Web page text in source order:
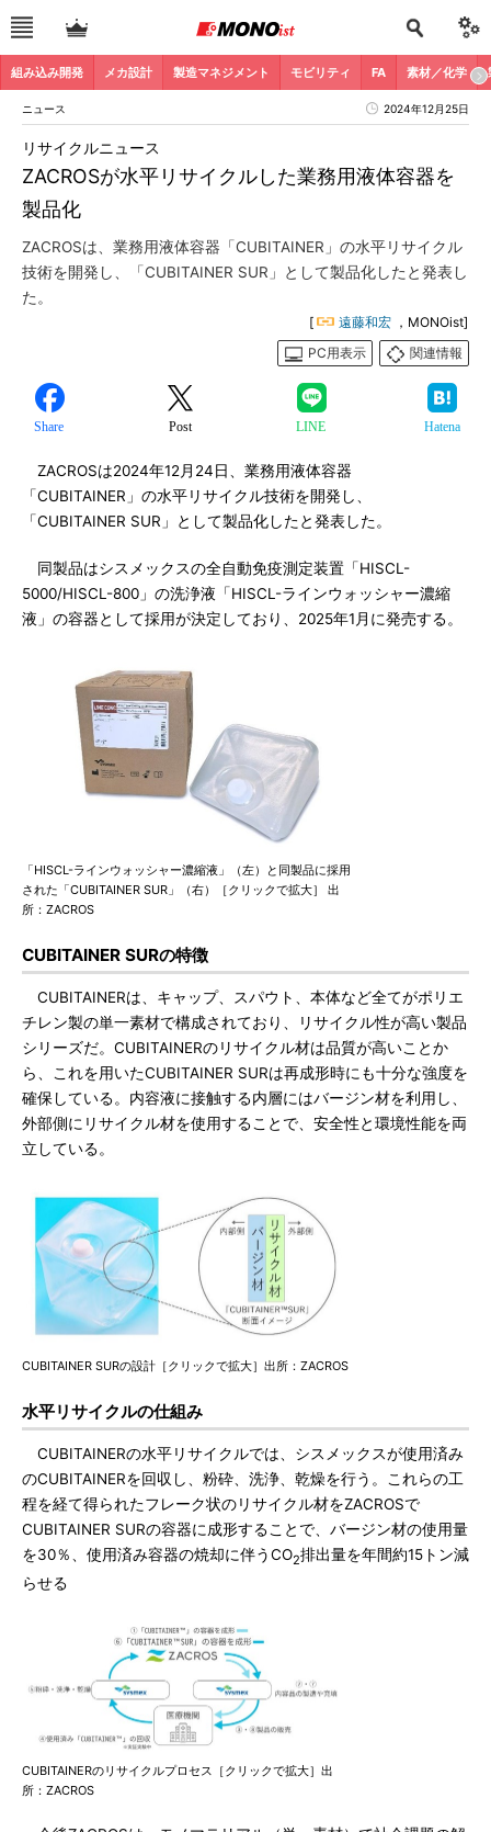
組み込み開発 メカ設計 製造マネジメント モビリティ FA 素材／化学
ニュース 2024年12月25日
ZACROSが水平リサイクルした業務用液体容器を
製品化
リサイクルニュース
ZACROSは、業務用液体容器「CUBITAINER」の水平リサイクル
技術を開発し、「CUBITAINER SUR」として製品化したと発表し
た。
[ 遠藤和宏 ，MONOist]
PC用表示
関連情報
Share Post LINE Hatena
ZACROSは2024年12月24日、業務用液体容器
「CUBITAINER」の水平リサイクル技術を開発し、
「CUBITAINER SUR」として製品化したと発表した。
同製品はシスメックスの全自動免疫測定装置「HISCL-
5000/HISCL-800」の洗浄液「HISCL-ラインウォッシャー濃縮
液」の容器として採用が決定しており、2025年1月に発売する。
「HISCL-ラインウォッシャー濃縮液」（左）と同製品に採用
された「CUBITAINER SUR」（右）［クリックで拡大］ 出
所：ZACROS
CUBITAINER SURの特徴
CUBITAINERは、キャップ、スパウト、本体など全てがポリエ
チレン製の単一素材で構成されており、リサイクル性が高い製品
シリーズだ。CUBITAINERのリサイクル材は品質が高いことか
ら、これを用いたCUBITAINER SURは再成形時にも十分な強度を
確保している。内容液に接触する内層にはバージン材を利用し、
外部側にリサイクル材を使用することで、安全性と環境性能を両
立している。
CUBITAINER SURの設計［クリックで拡大］出所：ZACROS
水平リサイクルの仕組み
CUBITAINERの水平リサイクルでは、シスメックスが使用済み
のCUBITAINERを回収し、粉砕、洗浄、乾燥を行う。これらの工
程を経て得られたフレーク状のリサイクル材をZACROSで
CUBITAINER SURの容器に成形することで、バージン材の使用量
を30％、使用済み容器の焼却に伴うCO2排出量を年間約15トン減
らせる
CUBITAINERのリサイクルプロセス［クリックで拡大］出
所：ZACROS